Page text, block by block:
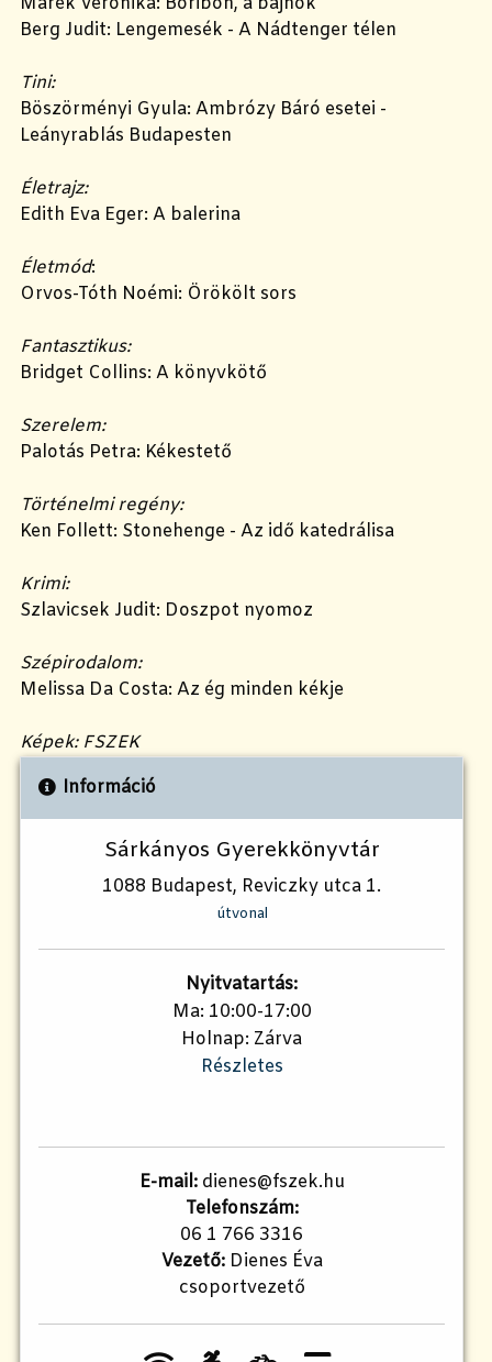
Berg Judit: Lengemesék - A Nádtenger télen
Tini:
Böszörményi Gyula: Ambrózy Báró esetei -
Leányrablás Budapesten
Életrajz:
Edith Eva Eger: A balerina
Életmód:
Orvos-Tóth Noémi: Örökölt sors
Fantasztikus:
Bridget Collins: A könyvkötő
Szerelem:
Palotás Petra: Kékestető
Történelmi regény:
Ken Follett: Stonehenge - Az idő katedrálisa
Krimi:
Szlavicsek Judit: Doszpot nyomoz
Szépirodalom:
Melissa Da Costa: Az ég minden kékje
Képek: FSZEK
Információ
Sárkányos Gyerekkönyvtár
1088 Budapest, Reviczky utca 1.
útvonal
Nyitvatartás:
Ma: 10:00-17:00
Holnap: Zárva
Részletes
E-mail:dienes@fszek.hu
Telefonszám:
06 1 766 3316
Vezető:Dienes Éva
csoportvezető